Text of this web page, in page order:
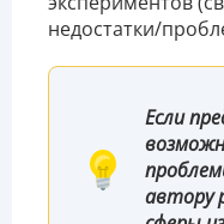
недостатки/
Если
автору